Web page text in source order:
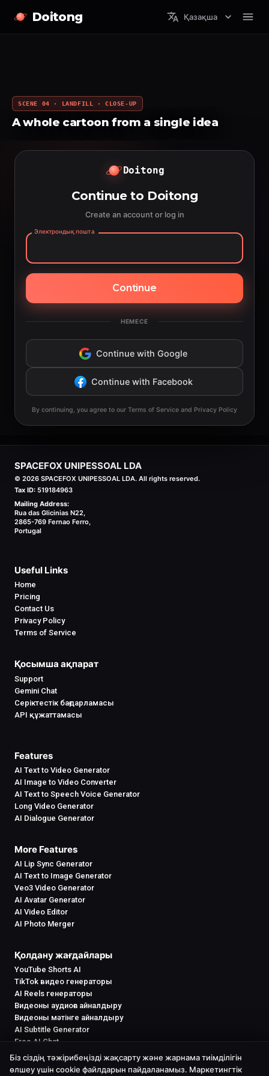
Doitong Қазақша
SCENE 04 · LANDFILL · CLOSE-UP
A whole cartoon from a single idea
Doitong
Continue to Doitong
Create an account or log in
Электрондық пошта
Continue
НЕМЕСЕ
Continue with Google
Continue with Facebook
By continuing, you agree to our Terms of Service and Privacy Policy
SPACEFOX UNIPESSOAL LDA
© 2026 SPACEFOX UNIPESSOAL LDA. All rights reserved.
Tax ID: 519184963
Mailing Address:
Rua das Glicinias N22,
2865-769 Fernao Ferro,
Portugal
Useful Links
Home
Pricing
Contact Us
Privacy Policy
Terms of Service
Қосымша ақпарат
Support
Gemini Chat
Серіктестік бағдарламасы
API құжаттамасы
Features
AI Text to Video Generator
AI Image to Video Converter
AI Text to Speech Voice Generator
Long Video Generator
AI Dialogue Generator
More Features
AI Lip Sync Generator
AI Text to Image Generator
Veo3 Video Generator
AI Avatar Generator
AI Video Editor
AI Photo Merger
Қолдану жағдайлары
YouTube Shorts AI
TikTok видео генераторы
AI Reels генераторы
Видеоны аудиоға айналдыру
Видеоны мәтінге айналдыру
AI Subtitle Generator
Free AI Chat
Біз сіздің тәжірибеңізді жақсарту және жарнама тиімділігін
өлшеу үшін cookie файлдарын пайдаланамыз. Маркетингтік